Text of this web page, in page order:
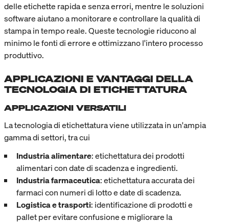
delle etichette rapida e senza errori, mentre le soluzioni
software aiutano a monitorare e controllare la qualità di
stampa in tempo reale. Queste tecnologie riducono al
minimo le fonti di errore e ottimizzano l'intero processo
produttivo.
APPLICAZIONI E VANTAGGI DELLA
TECNOLOGIA DI ETICHETTATURA
APPLICAZIONI VERSATILI
La tecnologia di etichettatura viene utilizzata in un'ampia
gamma di settori, tra cui
Industria alimentare: etichettatura dei prodotti
alimentari con date di scadenza e ingredienti.
Industria farmaceutica: etichettatura accurata dei
farmaci con numeri di lotto e date di scadenza.
Logistica e trasporti: identificazione di prodotti e
pallet per evitare confusione e migliorare la